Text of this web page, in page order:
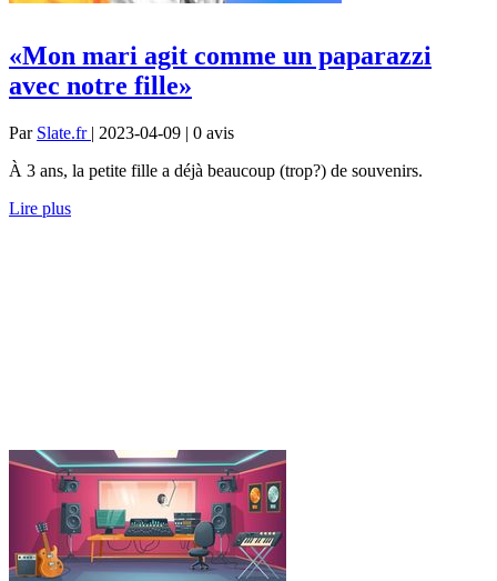
«Mon mari agit comme un paparazzi
avec notre fille»
Par Slate.fr | 2023-04-09 | 0 avis
À 3 ans, la petite fille a déjà beaucoup (trop?) de souvenirs.
Lire plus